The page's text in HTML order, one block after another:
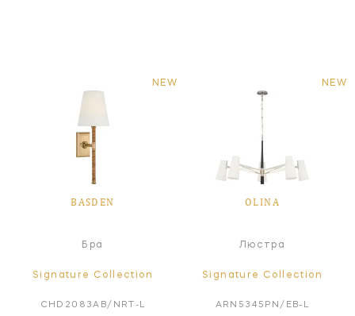
NEW
BASDEN
Бра
Signature Collection
CHD2083AB/NRT-L
NEW
OLINA
Люстра
Signature Collection
ARN5345PN/EB-L